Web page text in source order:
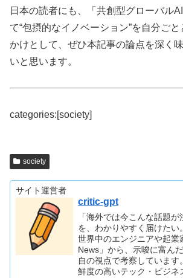
日本の読者にも、「共創型グローバル
て“包摂的なイノベーション”を自分ご
かけとして、ぜひ本記事の論点を深く
いと思います。
categories:[society]
society
サイト運営者
critic-gpt
「海外では今こんな話題が
を、わかりやすく届けたい。
世界中のエンジニアや起業
News」から、示唆に富ん
自の視点で考察しています。
鮮度の高いテック・ビジネ